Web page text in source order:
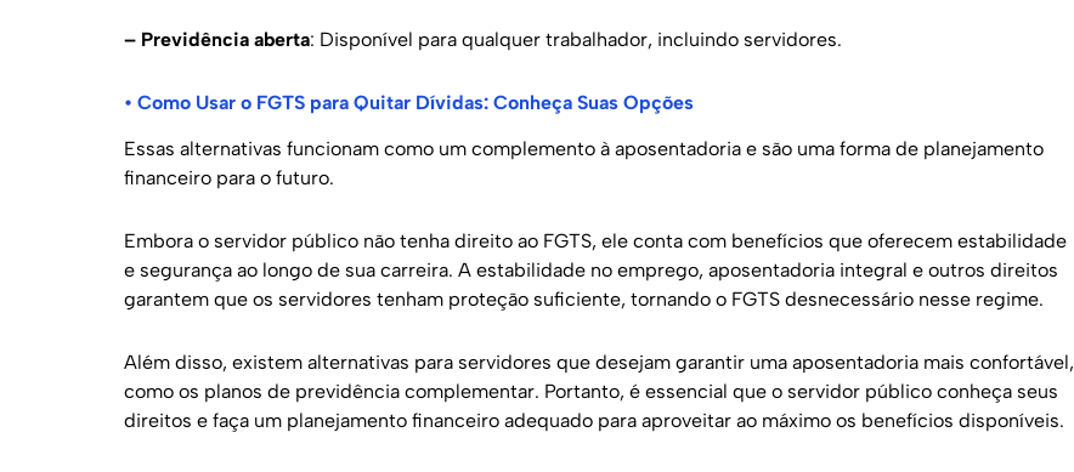
– Previdência aberta: Disponível para qualquer trabalhador, incluindo servidores.
• Como Usar o FGTS para Quitar Dívidas: Conheça Suas Opções
Essas alternativas funcionam como um complemento à aposentadoria e são uma forma de planejamento
financeiro para o futuro.
Embora o servidor público não tenha direito ao FGTS, ele conta com benefícios que oferecem estabilidade
e segurança ao longo de sua carreira. A estabilidade no emprego, aposentadoria integral e outros direitos
garantem que os servidores tenham proteção suficiente, tornando o FGTS desnecessário nesse regime.
Além disso, existem alternativas para servidores que desejam garantir uma aposentadoria mais confortável,
como os planos de previdência complementar. Portanto, é essencial que o servidor público conheça seus
direitos e faça um planejamento financeiro adequado para aproveitar ao máximo os benefícios disponíveis.